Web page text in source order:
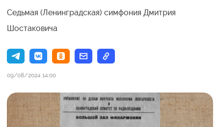
Седьмая (Ленинградская) симфония Дмитрия
Шостаковича
09/08/2024 14:00